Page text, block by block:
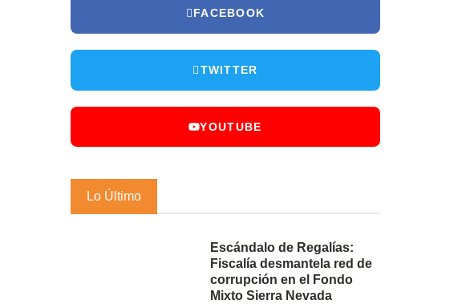
FACEBOOK
TWITTER
YOUTUBE
Lo Último
Escándalo de Regalías:
Fiscalía desmantela red de
corrupción en el Fondo
Mixto Sierra Nevada